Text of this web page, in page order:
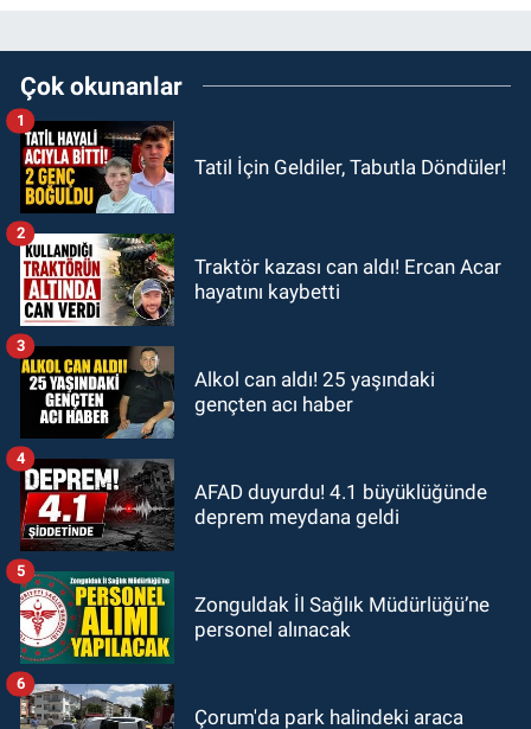
Çok okunanlar
Tatil İçin Geldiler, Tabutla Döndüler!
1
Traktör kazası can aldı! Ercan Acar
hayatını kaybetti
2
Alkol can aldı! 25 yaşındaki
gençten acı haber
3
AFAD duyurdu! 4.1 büyüklüğünde
deprem meydana geldi
4
Zonguldak İl Sağlık Müdürlüğü’ne
personel alınacak
5
Çorum'da park halindeki araca
6